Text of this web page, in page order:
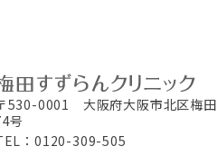
530-0001 大阪府大阪市北区梅田
号
：0120-309-505